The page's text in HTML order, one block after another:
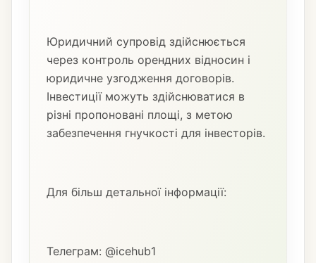
Юридичний супровід здійснюється
через контроль орендних відносин і
юридичне узгодження договорів.
Інвестиції можуть здійснюватися в
різні пропоновані площі, з метою
забезпечення гнучкості для інвесторів.
Для більш детальної інформації:
Телеграм: @icehub1